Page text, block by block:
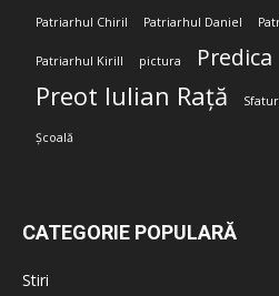
Patriarhul Chiril Patriarhul Daniel
Patriarhul Kirill pictura Predica
Preot Iulian Rață
Școală
CATEGORIE POPULARĂ
Stiri